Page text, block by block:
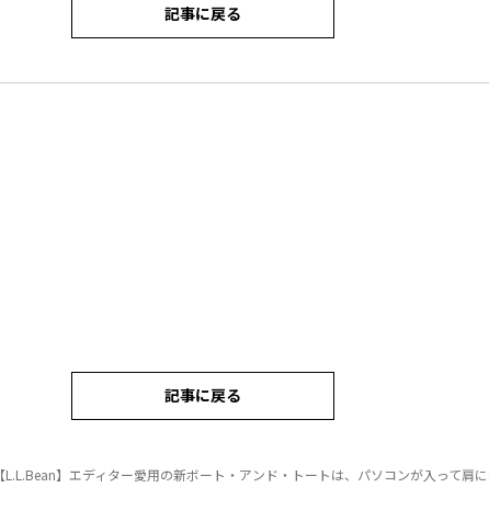
記事に戻る
記事に戻る
【L.L.Bean】エディター愛用の新ボート・アンド・トートは、パソコンが入って肩